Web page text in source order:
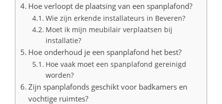
Hoe verloopt de plaatsing van een spanplafond?
Wie zijn erkende installateurs in Beveren?
Moet ik mijn meubilair verplaatsen bij
installatie?
Hoe onderhoud je een spanplafond het best?
Hoe vaak moet een spanplafond gereinigd
worden?
Zijn spanplafonds geschikt voor badkamers en
vochtige ruimtes?